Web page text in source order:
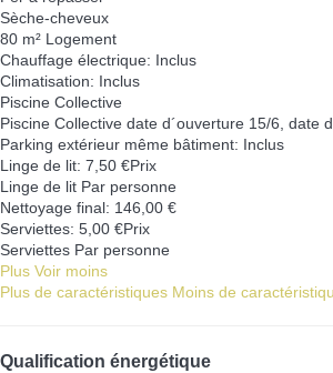
Sèche-cheveux
80 m² Logement
Chauffage électrique: Inclus
Climatisation: Inclus
Piscine Collective
Piscine Collective date d´ouverture 15/6, date
Parking extérieur même bâtiment: Inclus
Linge de lit: 7,50 €Prix
Linge de lit Par personne
Nettoyage final: 146,00 €
Serviettes: 5,00 €Prix
Serviettes Par personne
Plus Voir moins
Plus de caractéristiques Moins de
Qualification énergétique